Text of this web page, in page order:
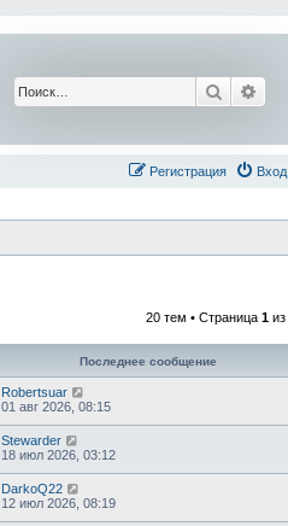
Поиск
Вход
Регистрация
20 тем • Страница 1 из
Последнее сообщение
Robertsuar
01 авг 2026, 08:15
Stewarder
18 июл 2026, 03:12
DarkoQ22
12 июл 2026, 08:19